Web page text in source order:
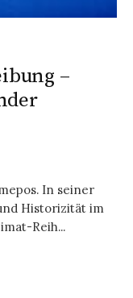
–
In seiner
Historizität im
Reih...